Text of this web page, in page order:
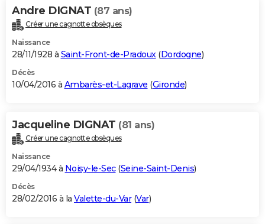
Andre DIGNAT (87 ans)
Créer une cagnotte obsèques
Naissance
28/11/1928 à Saint-Front-de-Pradoux(Dordogne)
Décès
10/04/2016 à Ambarès-et-Lagrave (Gironde)
Jacqueline DIGNAT (81 ans)
Créer une cagnotte obsèques
Naissance
29/04/1934 à Noisy-le-Sec(Seine-Saint-Denis)
Décès
28/02/2016 à la Valette-du-Var(Var)